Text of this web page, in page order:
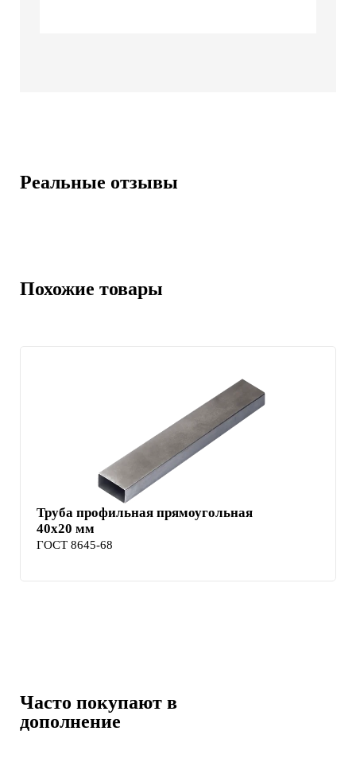
Реальные отзывы
Похожие товары
Труба профильная прямоугольная
40х20 мм
ГОСТ 8645-68
Часто покупают в
дополнение